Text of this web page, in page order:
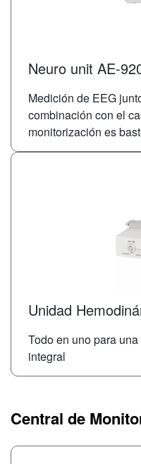
Neuro unit AE-
Medición de EEG
combinación con el
monitorización es
Unidad
Todo en uno para
integral
Central de